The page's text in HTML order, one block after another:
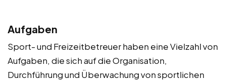
Aufgaben
Sport- und Freizeitbetreuer haben eine Vielzahl von
Aufgaben, die sich auf die Organisation,
Durchführung und Überwachung von sportlichen